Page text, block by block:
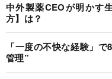
中外製薬CEOが明かす
方】は？
「一度の不快な経験」
管理”